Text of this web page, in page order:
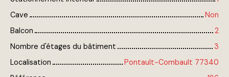
Cave
Non
Balcon
2
Nombre d'étages du bâtiment
3
Localisation
Pontault-Combault 77340